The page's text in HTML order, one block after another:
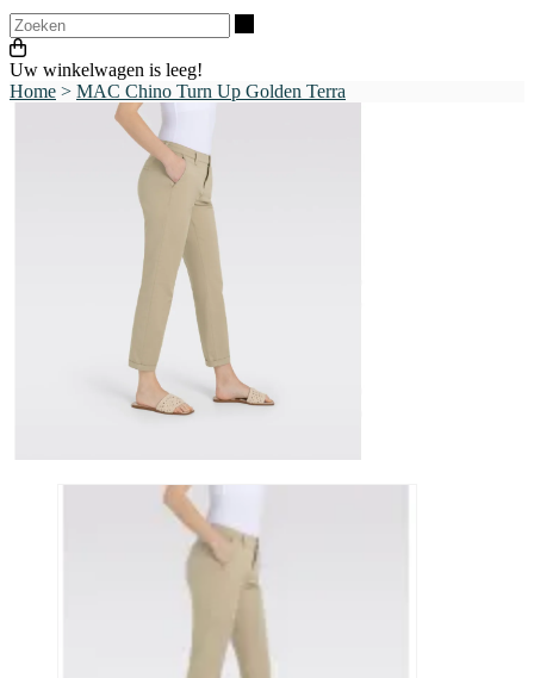
Uw winkelwagen is leeg!
Home > MAC Chino Turn Up Golden Terra